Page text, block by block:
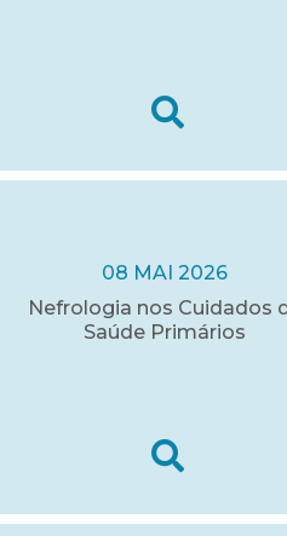
08 MAI 2026
Nefrologia nos Cuidados
Saúde Primários